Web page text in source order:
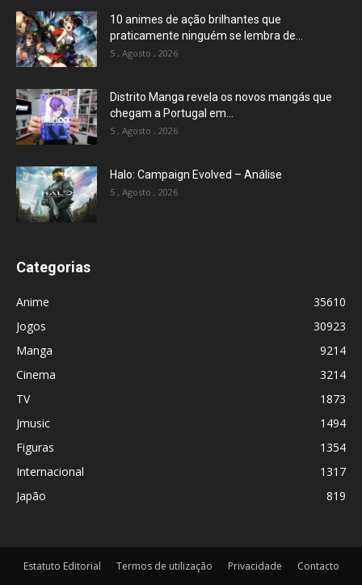
10 animes de ação brilhantes que
praticamente ninguém se lembra de...
5 , Agosto , 2026
Distrito Manga revela os novos mangás que
chegam a Portugal em...
5 , Agosto , 2026
Halo: Campaign Evolved – Análise
5 , Agosto , 2026
Categorias
Anime
35610
Jogos
30923
Manga
9214
Cinema
3214
TV
1873
Jmusic
1494
Figuras
1354
Internacional
1317
Japão
819
Estatuto Editorial Termos de utilização Privacidade Contacto